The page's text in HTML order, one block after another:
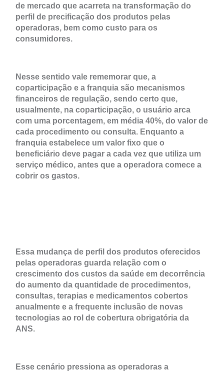
de mercado que acarreta na transformação do
perfil de precificação dos produtos pelas
operadoras, bem como custo para os
consumidores.
Nesse sentido vale rememorar que, a
coparticipação e a franquia são mecanismos
financeiros de regulação, sendo certo que,
usualmente, na coparticipação, o usuário arca
com uma porcentagem, em média 40%, do valor de
cada procedimento ou consulta. Enquanto a
franquia estabelece um valor fixo que o
beneficiário deve pagar a cada vez que utiliza um
serviço médico, antes que a operadora comece a
cobrir os gastos.
Essa mudança de perfil dos produtos oferecidos
pelas operadoras guarda relação com o
crescimento dos custos da saúde em decorrência
do aumento da quantidade de procedimentos,
consultas, terapias e medicamentos cobertos
anualmente e a frequente inclusão de novas
tecnologias ao rol de cobertura obrigatória da
ANS.
Esse cenário pressiona as operadoras a